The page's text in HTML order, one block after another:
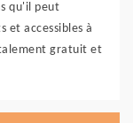
qu'il peut
et accessibles à
gratuit et